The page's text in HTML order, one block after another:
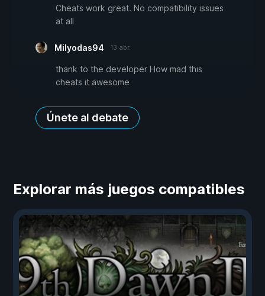
Cheats work great. No compatibility issues
at all
Milyodas94 13 abr.
thank to the developer How mad this
cheats it awesome
Únete al debate
Explorar más juegos compatibles